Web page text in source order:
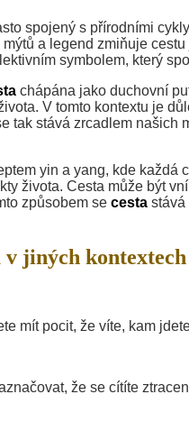
spojený s přírodními
a legend zmiňuje
symbolem, který
chápána jako duchovní
V tomto kontextu je
tak stává zrcadlem našich
yin a yang, kde každá
života. Cesta může být
způsobem se cesta stává
v jiných
mít pocit, že víte, kam
že se cítíte